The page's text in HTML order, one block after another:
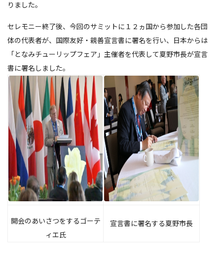
りました。
セレモニー終了後、今回のサミットに１２ヵ国から参加した各団
体の代表者が、国際友好・親善宣言書に署名を行い、日本からは
「となみチューリップフェア」主催者を代表して夏野市長が宣言
書に署名しました。
開会のあいさつをするゴーテ
ィエ氏
宣言書に署名する夏野市長